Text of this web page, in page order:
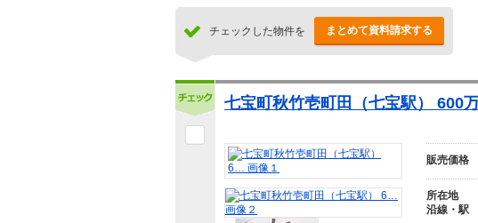
チェックした物件を まとめて資料請求する
七宝町秋竹壱町田（七宝駅） 600
販売価格
所在地
沿線・駅